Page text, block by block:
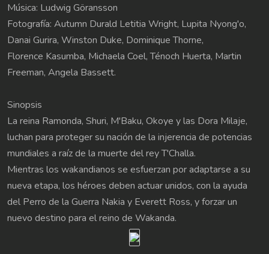
Música: Ludwig Göransson
Fotografía: Autumn Durald Letitia Wright, Lupita Nyong'o,
Danai Gurira, Winston Duke, Dominique Thorne,
Florence Kasumba, Michaela Coel, Ténoch Huerta, Martin
Freeman, Angela Bassett.
Sinopsis
La reina Ramonda, Shuri, M'Baku, Okoye y las Dora Milaje,
luchan para proteger su nación de la injerencia de potencias
mundiales a raíz de la muerte del rey T'Challa.
Mientras los wakandianos se esfuerzan por adaptarse a su
nueva etapa, los héroes deben actuar unidos, con la ayuda
del Perro de la Guerra Nakia y Everett Ross, y forzar un
nuevo destino para el reino de Wakanda.